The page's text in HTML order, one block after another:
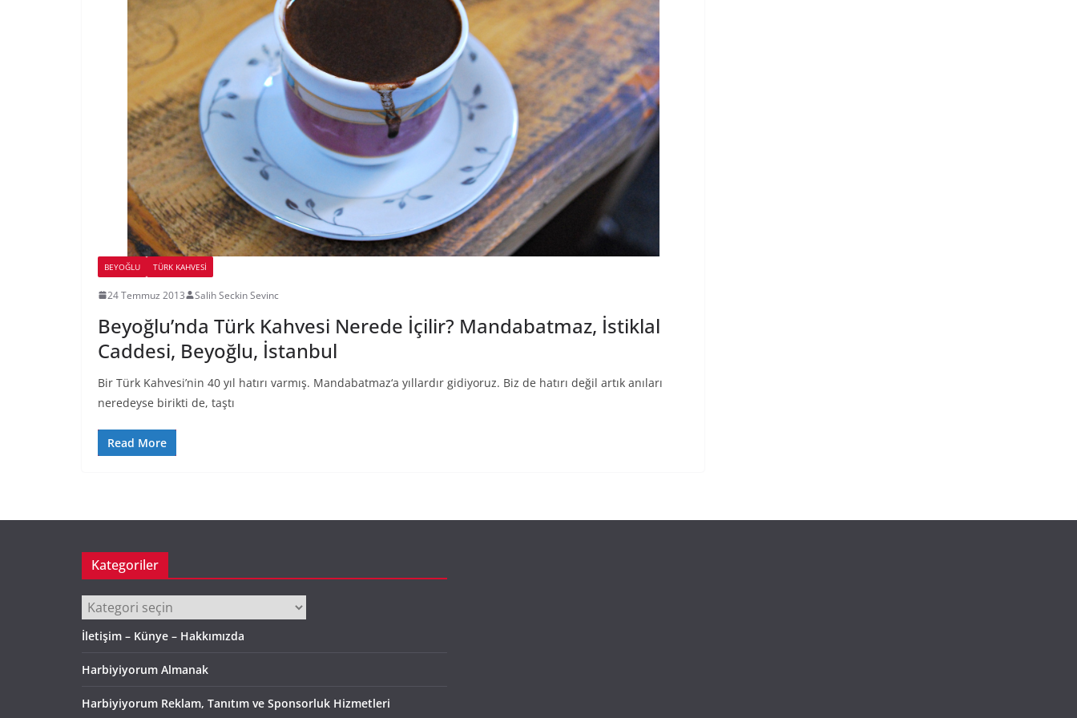
BEYOĞLU TÜRK KAHVESI
24 Temmuz 2013 Salih Seckin Sevinc
Beyoğlu’nda Türk Kahvesi Nerede İçilir? Mandabatmaz, İstiklal
Caddesi, Beyoğlu, İstanbul
Bir Türk Kahvesi’nin 40 yıl hatırı varmış. Mandabatmaz‘a yıllardır gidiyoruz. Biz de hatırı değil artık anıları
neredeyse birikti de, taştı
Read More
Kategoriler
Kategoriler
İletişim – Künye – Hakkımızda
Harbiyiyorum Almanak
Harbiyiyorum Reklam, Tanıtım ve Sponsorluk Hizmetleri